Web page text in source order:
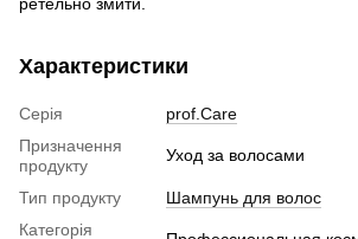
ретельно змити.
Характеристики
Серія
prof.Care
Призначення
продукту
Уход за волосами
Тип продукту
Шампунь для волос
Категорія